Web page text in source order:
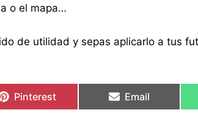
o el mapa…
de utilidad y sepas aplicarlo a tus
Pinterest Email